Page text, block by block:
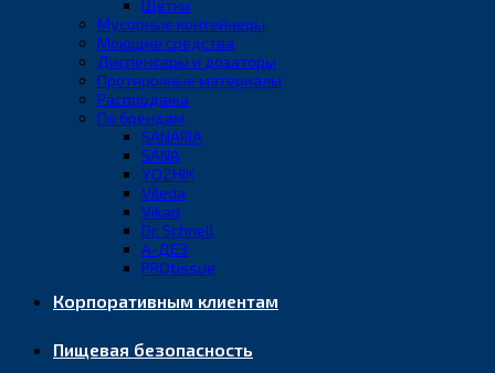
Щётки
Мусорные контейнеры
Моющие средства
Диспенсеры и дозаторы
Протирочные материалы
Распродажа
По брендам
SANARIA
SANA
YOZHIK
Vileda
Vikan
Dr. Schnell
А-ДЕЗ
PROtissue
Корпоративным клиентам
Пищевая безопасность